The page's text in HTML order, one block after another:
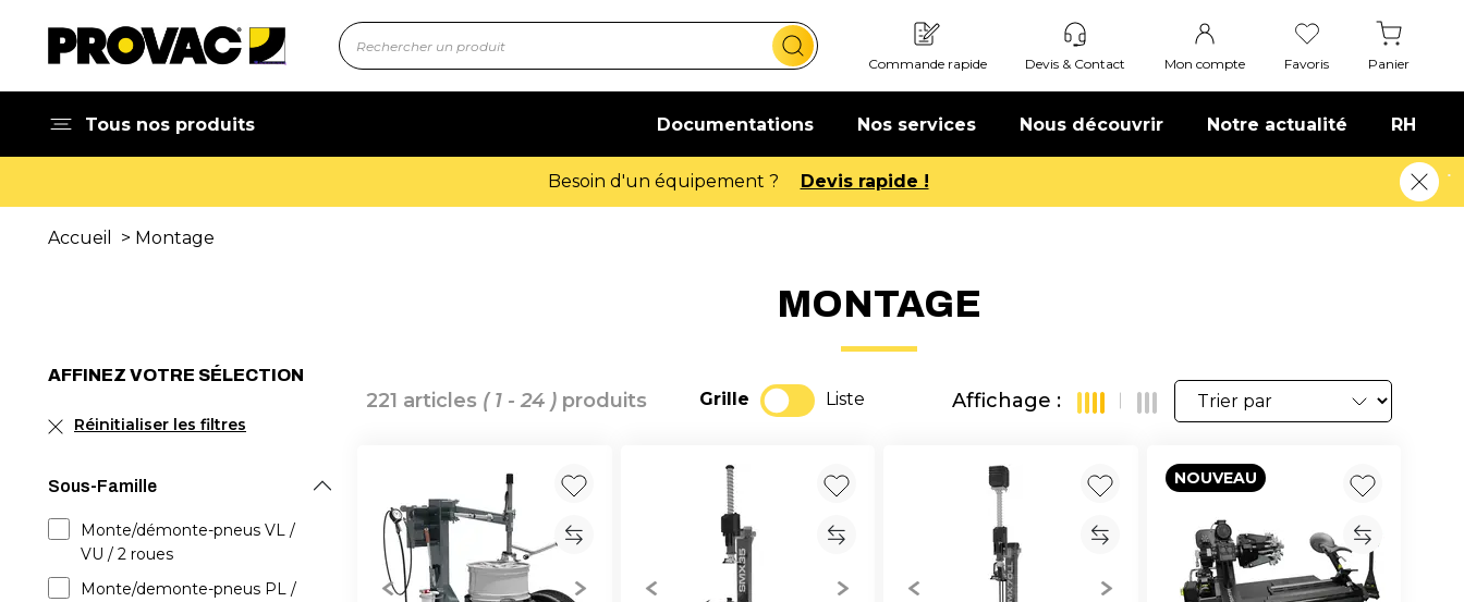
Commande rapide Devis & Contact Mon compte Favoris Panier
Tous nos produits Documentations Nos services Nous découvrir Notre actualité RH
Offre de bienvenue : 20€ offerts ! En savoir plus
Accueil > Montage
AFFINEZ VOTRE SÉLECTION
Réinitialiser les filtres
Sous-Famille
Monte/démonte-pneus VL /
VU / 2 roues
Monte/demonte-pneus PL /
MONTAGE
221 articles ( 1 - 24 ) produits Grille Liste Affichage :
NOUVEAU